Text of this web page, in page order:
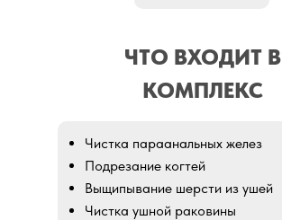
ЧТО ВХОДИТ В
КОМПЛЕКС
Чистка параанальных желез
Подрезание когтей
Выщипывание шерсти из ушей
Чистка ушной раковины